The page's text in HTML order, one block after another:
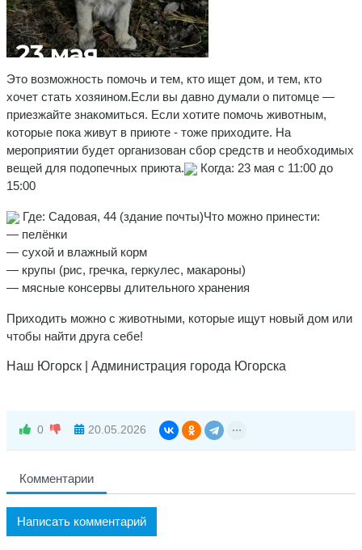
Это возможность помочь и тем, кто ищет дом, и тем, кто
хочет стать хозяином.Если вы давно думали о питомце —
приезжайте знакомиться. Если хотите помочь животным,
которые пока живут в приюте - тоже приходите. На
мероприятии будет организован сбор средств и необходимых
вещей для подопечных приюта.
Когда: 23 мая с 11:00 до
15:00
Где: Садовая, 44 (здание почты)Что можно принести:
— пелёнки
— сухой и влажный корм
— крупы (рис, гречка, геркулес, макароны)
— мясные консервы длительного хранения
Приходить можно с животными, которые ищут новый дом или
чтобы найти друга себе!
Наш Югорск | Администрация города Югорска
0 20.05.2026
Комментарии
Написать комментарий